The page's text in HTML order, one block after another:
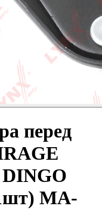
перед
DINGO
MA-